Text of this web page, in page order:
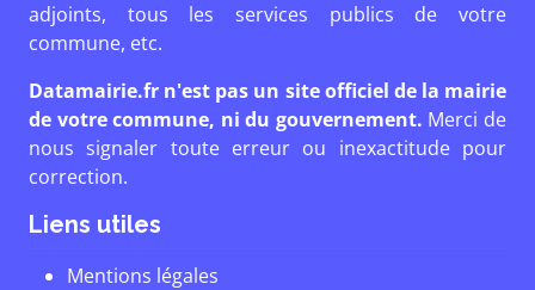
adjoints, tous les services publics de votre
commune, etc.
Datamairie.fr n'est pas un site officiel de la mairie
de votre commune, ni du gouvernement. Merci de
nous signaler toute erreur ou inexactitude pour
correction.
Liens utiles
Mentions légales